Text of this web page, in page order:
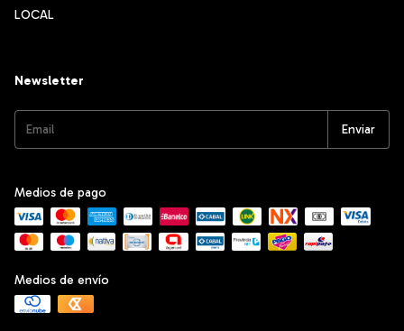
LOCAL
Newsletter
Medios de pago
Medios de envío